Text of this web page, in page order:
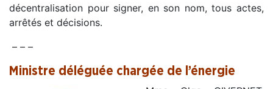
décentralisation pour signer, en son nom, tous actes,
arrêtés et décisions.
– – –
Ministre déléguée chargée de l’énergie